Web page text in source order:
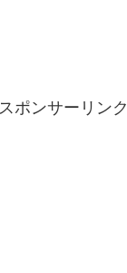
スポンサーリンク